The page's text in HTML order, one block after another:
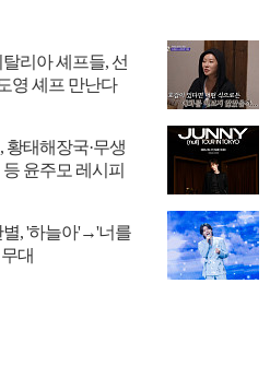
리아 셰프들, 선
영 셰프 만난다
황태해장국·무생
윤주모 레시피
별, '하늘아'→'너를
대